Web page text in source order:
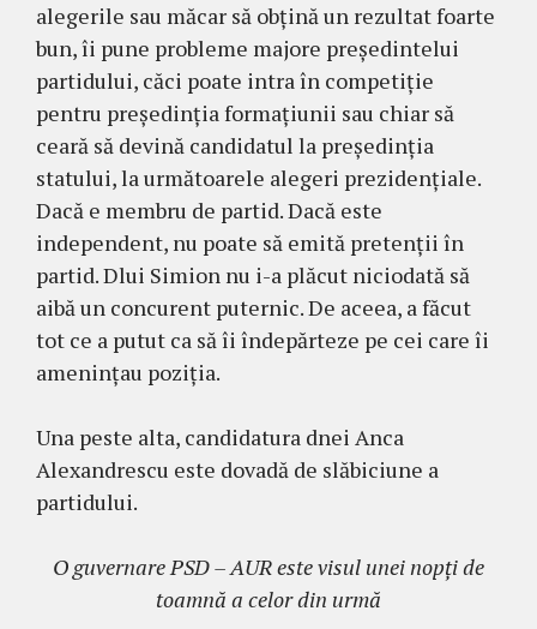
alegerile sau măcar să obțină un rezultat foarte
bun, îi pune probleme majore președintelui
partidului, căci poate intra în competiție
pentru președinția formațiunii sau chiar să
ceară să devină candidatul la președinția
statului, la următoarele alegeri prezidențiale.
Dacă e membru de partid. Dacă este
independent, nu poate să emită pretenții în
partid. Dlui Simion nu i-a plăcut niciodată să
aibă un concurent puternic. De aceea, a făcut
tot ce a putut ca să îi îndepărteze pe cei care îi
amenințau poziția.
Una peste alta, candidatura dnei Anca
Alexandrescu este dovadă de slăbiciune a
partidului.
O guvernare PSD – AUR este visul unei nopți de
toamnă a celor din urmă